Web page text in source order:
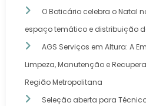
O Boticário celebra o Natal
espaço temático e distribuição
AGS Serviços em Altura: A
Limpeza, Manutenção e
Região Metropolitana
Seleção aberta para